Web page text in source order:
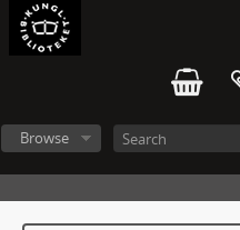
Browse